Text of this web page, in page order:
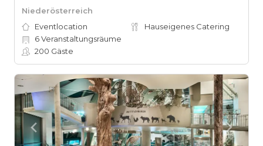
Niederösterreich
Eventlocation
Hauseigenes Catering
6Veranstaltungsräume
200 Gäste